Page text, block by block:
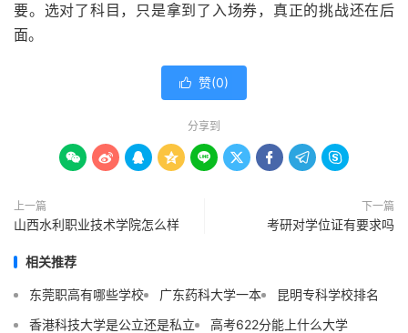
要。选对了科目，只是拿到了入场券，真正的挑战还在后
面。
 赞(0)
分享到
        
上一篇
山西水利职业技术学院怎么样
下一篇
考研对学位证有要求吗
相关推荐
东莞职高有哪些学校 广东药科大学一本
昆明专科学校排名
香港科技大学是公立还是私立
高考622分能上什么大学